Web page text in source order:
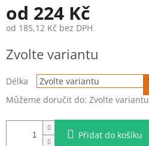
od 224 Kč
od 185,12 Kč bez DPH
cena:
Zvolte variantu
Délka
Můžeme doručit do: Zvolte variantu
Přidat do košíku